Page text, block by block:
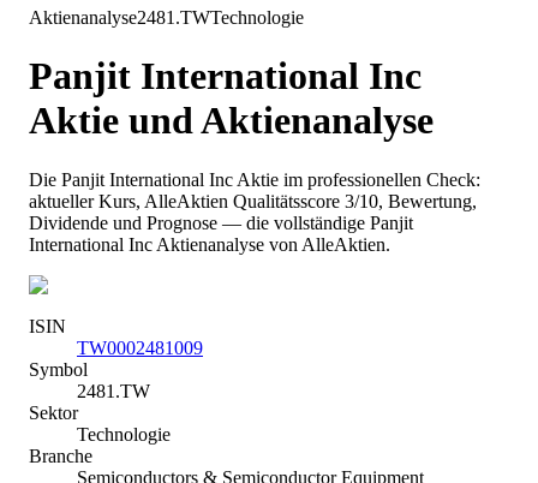
Aktienanalyse2481.TWTechnologie
Panjit International Inc
Aktie und Aktienanalyse
Die Panjit International Inc Aktie im professionellen Check:
aktueller Kurs, AlleAktien Qualitätsscore 3/10, Bewertung,
Dividende und Prognose — die vollständige Panjit
International Inc Aktienanalyse von AlleAktien.
ISIN
TW0002481009
Symbol
2481.TW
Sektor
Technologie
Branche
Semiconductors & Semiconductor Equipment